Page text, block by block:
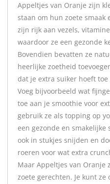
Appeltjes van Oranje zijn
staan om hun zoete smaak
zijn rijk aan vezels,
waardoor ze een gezonde
Bovendien bevatten ze
heerlijke zoetheid
dat je extra suiker hoeft toe
Voeg bijvoorbeeld wat
toe aan je smoothie voor
gebruik ze als topping op
een gezonde en smakelijke
ook in stukjes snijden en
roeren voor wat extra
Maar Appeltjes van Oranje
zoete gerechten. Je kunt